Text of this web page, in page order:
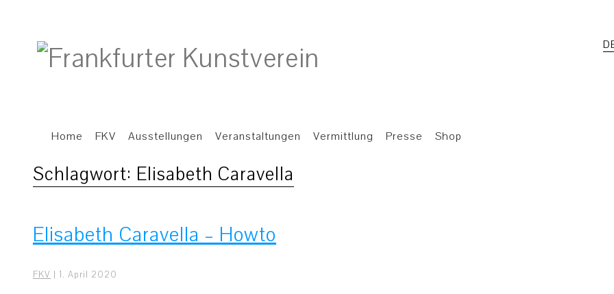
Home FKV Ausstellungen Veranstaltungen Vermittlung Presse Shop
Schlagwort: Elisabeth Caravella
Elisabeth Caravella – Howto
FKV | 1. April 2020